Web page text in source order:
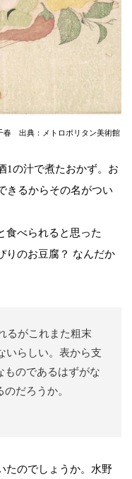
千春 出典：メトロポリタン美術館
1の汁で煮たおかず。お
きるからその名がつい
食べられると思った
りのお豆腐？ なんだか
るがこれまた粗末
いらしい。表から支
ものであるはずがな
だろうか。
たのでしょうか。水野